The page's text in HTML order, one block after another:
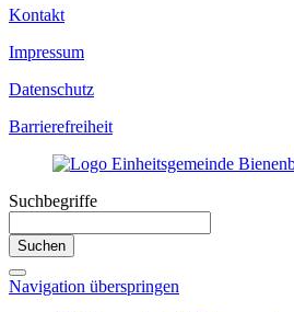
Kontakt
Impressum
Datenschutz
Barrierefreiheit
Suchbegriffe
Suchen
Navigation überspringen